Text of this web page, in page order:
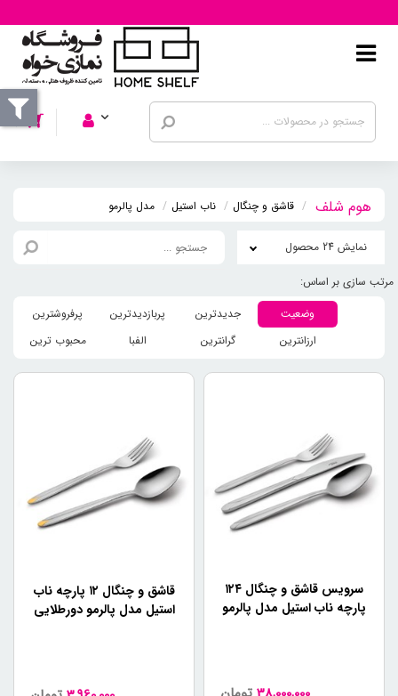
قاشق و چنگال ناب استیل مدل پالرمو
نمایش 24 محصول
وضعیت جدیدترین پربازدیدترین
پرفروشترین
ارزانترین
گرانترین الفبا محبوب ترین
سرویس قاشق و چنگال ۱۲۴
پارچه ناب استیل مدل پالرمو
قاشق و چنگال ۱۲ پارچه ناب
استیل مدل پالرمو دورطلایی